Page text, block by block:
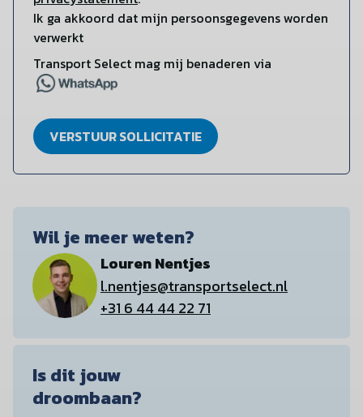
Ik ga akkoord dat mijn persoonsgegevens worden
verwerkt
Transport Select mag mij benaderen via
VERSTUUR SOLLICITATIE
Wil je meer weten?
Louren Nentjes
l.nentjes@transportselect.nl
+31 6 44 44 22 71
Is dit jouw
droombaan?